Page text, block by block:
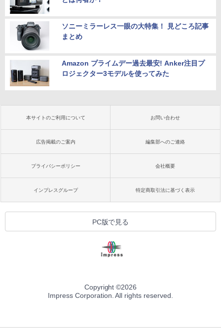
ソニーミラーレス一眼の大特集！ 見どころ記事
まとめ
Amazon プライムデー過去最安! Anker注目プ
ロジェクター3モデルを使ってみた
本サイトのご利用について お問い合わせ
広告掲載のご案内 編集部へのご連絡
プライバシーポリシー 会社概要
インプレスグループ 特定商取引法に基づく表示
PC版で見る
Copyright ©2026
Impress Corporation. All rights reserved.